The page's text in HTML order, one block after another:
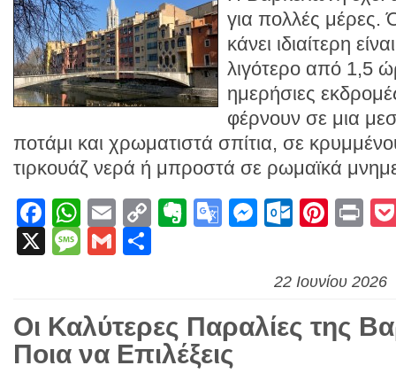
για πολλές
κάνει ιδιαίτερη
λιγότερο από 1,5
ημερήσιες
φέρνουν σε μια
ποτάμι και χρωματιστά σπίτια, σε
τιρκουάζ νερά ή μπροστά σε ρωμαϊκά
Facebook
WhatsApp
EmailCopyEvernote
Google
X
Message
Gmail
22 Ιουνίου 2026
Οι Καλύτερες Παραλίες της
Ποια να Επιλέξεις